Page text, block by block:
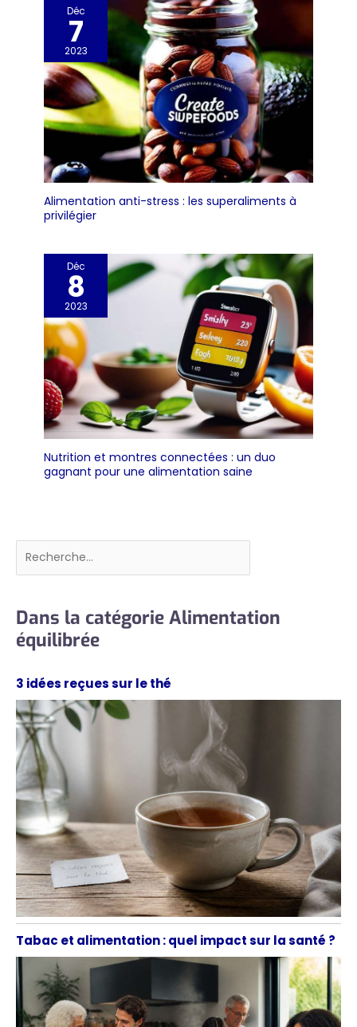
Déc
7
2023
Alimentation anti-stress : les superaliments à
privilégier
Déc
8
2023
Nutrition et montres connectées : un duo
gagnant pour une alimentation saine
Rechercher
Dans la catégorie Alimentation
équilibrée
3 idées reçues sur le thé
Tabac et alimentation : quel impact sur la santé ?